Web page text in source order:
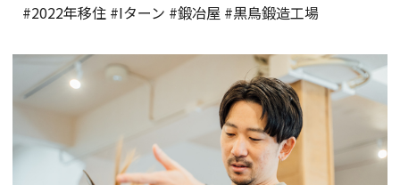
#2022年移住 #Iターン #鍛冶屋 #黒鳥鍛造工場